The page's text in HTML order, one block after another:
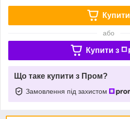
Купити
або
Купити з
Що таке купити з Пром?
Замовлення під захистом